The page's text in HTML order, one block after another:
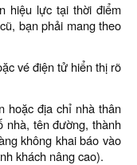
hiệu lực tại thời điểm
bạn phải mang theo
vé điện tử hiển thị rõ
hoặc địa chỉ nhà thân
nhà, tên đường, thành
không khai báo vào
khách nâng cao).